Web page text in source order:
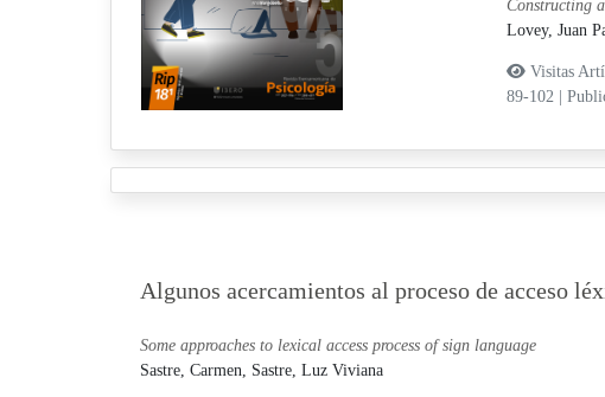
Constructing
Lovey, Juan
Visitas
89-102
Algunos acercamientos al proceso de acceso
Some approaches to lexical access process of sign language
Sastre, Carmen, Sastre, Luz Viviana